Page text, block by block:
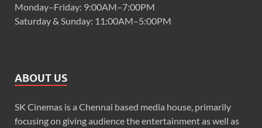
Monday–Friday: 9:00AM–7:00PM
Saturday & Sunday: 11:00AM–5:00PM
ABOUT US
SK Cinemas is a Chennai based media house, primarily
focusing on giving audience the entertainment as well as